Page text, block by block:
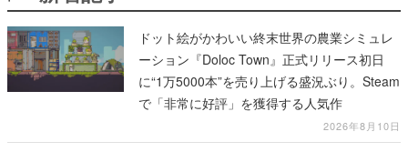
ドット絵がかわいい終末世界の農業シミュレ
ーション『Doloc Town』正式リリース初日
に“1万5000本”を売り上げる盛況ぶり。Steam
で「非常に好評」を獲得する人気作
2026年8月10日